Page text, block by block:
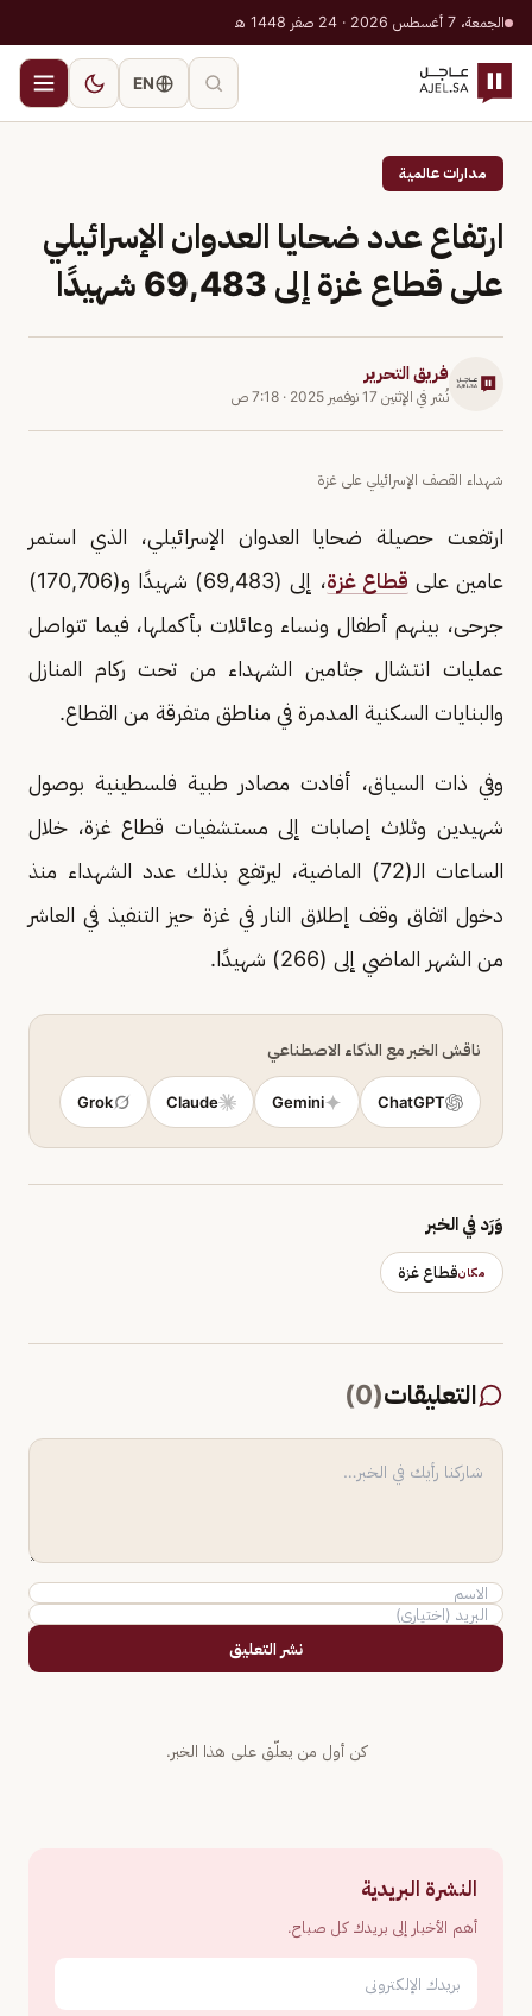
الجمعة، 7 أغسطس 2026 · 24 صفر 1448 هـ
EN
مدارات عالمية
ارتفاع عدد ضحايا العدوان الإسرائيلي
على قطاع غزة إلى 69,483 شهيدًا
فريق التحرير
نُشر في الإثنين 17 نوفمبر 2025 · 7:18 ص
شهداء القصف الإسرائيلي على غزة
ارتفعت حصيلة ضحايا العدوان الإسرائيلي، الذي استمر
عامين على قطاع غزة
، إلى (69,483) شهيدًا و(170,706)
جرحى، بينهم أطفال ونساء وعائلات بأكملها، فيما تتواصل
عمليات انتشال جثامين الشهداء من تحت ركام المنازل
والبنايات السكنية المدمرة في مناطق متفرقة من القطاع.
وفي ذات السياق، أفادت مصادر طبية فلسطينية بوصول
شهيدين وثلاث إصابات إلى مستشفيات قطاع غزة، خلال
الساعات الـ(72) الماضية، ليرتفع بذلك عدد الشهداء منذ
دخول اتفاق وقف إطلاق النار في غزة حيز التنفيذ في العاشر
من الشهر الماضي إلى (266) شهيدًا.
ناقش الخبر مع الذكاء الاصطناعي
ChatGPT
Gemini
Claude
Grok
وَرَد في الخبر
مكانقطاع غزة
التعليقات(
0
)
نشر التعليق
كن أول من يعلّق على هذا الخبر.
النشرة البريدية
أهم الأخبار إلى بريدك كل صباح.